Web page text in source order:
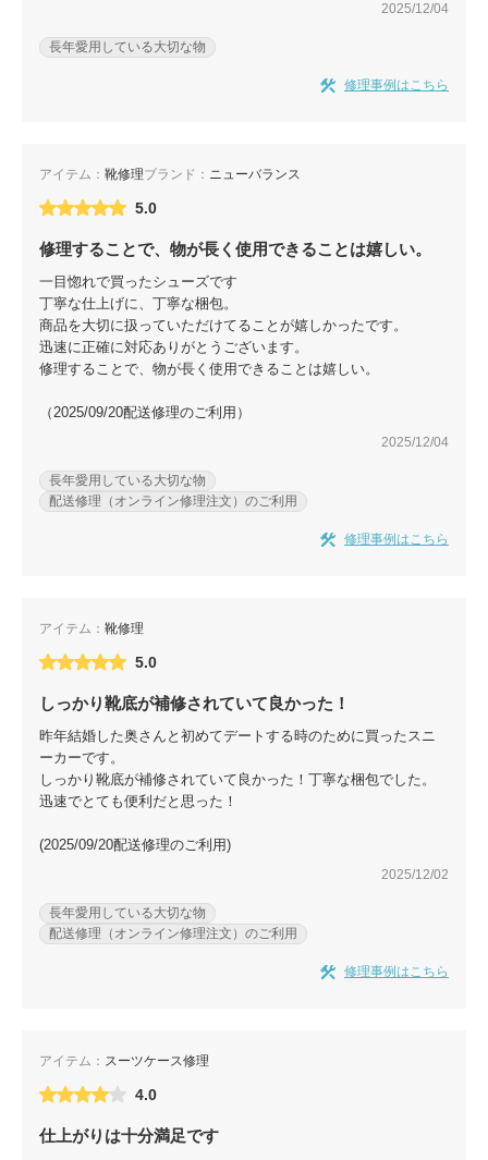
2025/12/04
長年愛用している大切な物
修理事例はこちら
アイテム： 靴修理ブランド： ニューバランス
5.0
修理することで、物が長く使用できることは嬉しい。
一目惚れで買ったシューズです
丁寧な仕上げに、丁寧な梱包。
商品を大切に扱っていただけてることが嬉しかったです。
迅速に正確に対応ありがとうございます。
修理することで、物が長く使用できることは嬉しい。
（2025/09/20配送修理のご利用）
2025/12/04
長年愛用している大切な物
配送修理（オンライン修理注文）のご利用
修理事例はこちら
アイテム： 靴修理
5.0
しっかり靴底が補修されていて良かった！
昨年結婚した奥さんと初めてデートする時のために買ったスニ
ーカーです。
しっかり靴底が補修されていて良かった！丁寧な梱包でした。
迅速でとても便利だと思った！
(2025/09/20配送修理のご利用)
2025/12/02
長年愛用している大切な物
配送修理（オンライン修理注文）のご利用
修理事例はこちら
アイテム： スーツケース修理
4.0
仕上がりは十分満足です